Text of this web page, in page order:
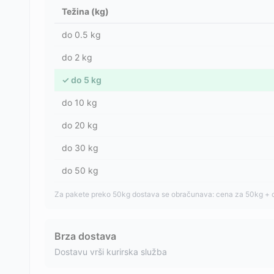
Težina (kg)
do 0.5 kg
do 2 kg
✓ do 5 kg
do 10 kg
do 20 kg
do 30 kg
do 50 kg
Za pakete preko 50kg dostava se obračunava: cena za 50kg +
Brza dostava
Dostavu vrši kurirska služba